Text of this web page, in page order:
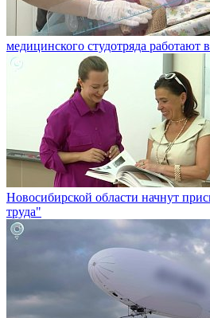
медицинского студотряда работают
Новосибирской области начнут
труда"